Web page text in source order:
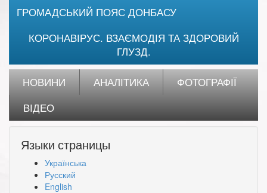
ГРОМАДСЬКИЙ ПОЯС ДОНБАСУ
КОРОНАВІРУС. ВЗАЄМОДІЯ ТА ЗДОРОВИЙ
ГЛУЗД.
НОВИНИ АНАЛІТИКА
ФОТОГРАФІЇ
ВІДЕО
Языки страницы
Українська
Русский
English